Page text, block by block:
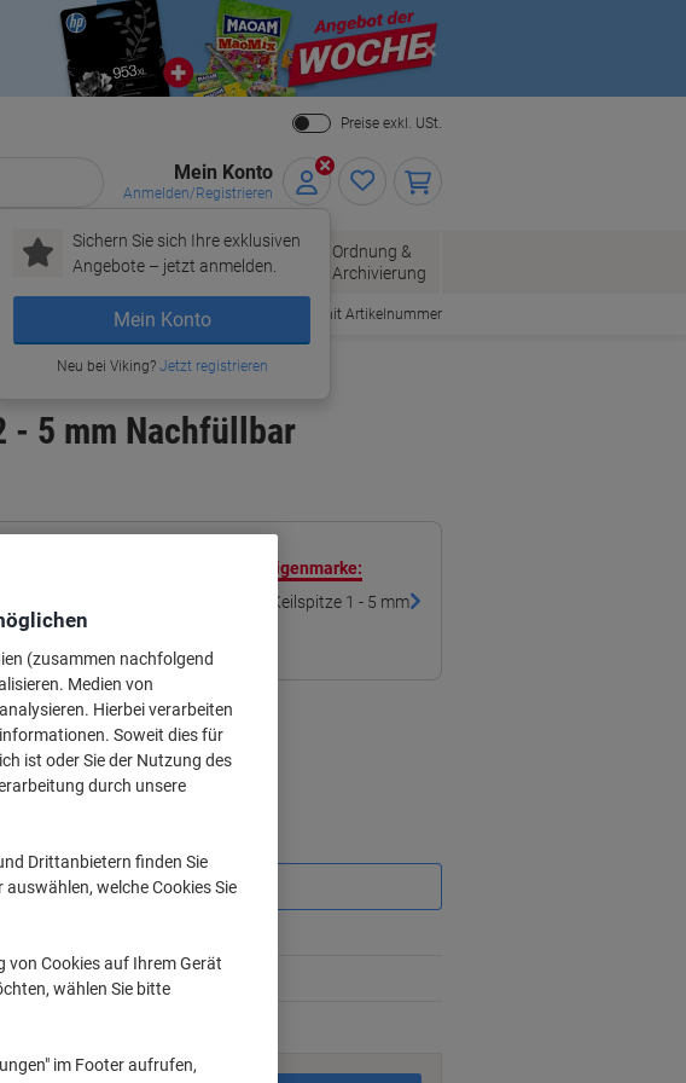
Close
Preise exkl. USt.
Mein Konto
Anmelden/Registrieren
Sichern Sie sich Ihre exklusiven
Angebote – jetzt anmelden.
Mein Konto
Neu bei Viking?Jetzt registrieren
Tinte &
Toner
Papier, Versand
& Pakete
Bürobedarf
Ordnung &
Archivierung
Bestellen mit Artikelnummer
- 5 mm Nachfüllbar
Wechseln und sparen mit unserer Eigenmarke:
Viking HC1-5 Textmarker Blau Breit Keilspitze 1 - 5 mm
€ 0,59
Sparen
pro Stück
Ab 5 Stück
€ 0,99
€ 0,79 -20%
(zusammen nachfolgend
Medien von
Hierbei verarbeiten
Soweit dies für
ist oder Sie der Nutzung des
durch unsere
Drittanbietern finden Sie
welche Cookies Sie
von Cookies auf Ihrem Gerät
wählen Sie bitte
im Footer aufrufen,